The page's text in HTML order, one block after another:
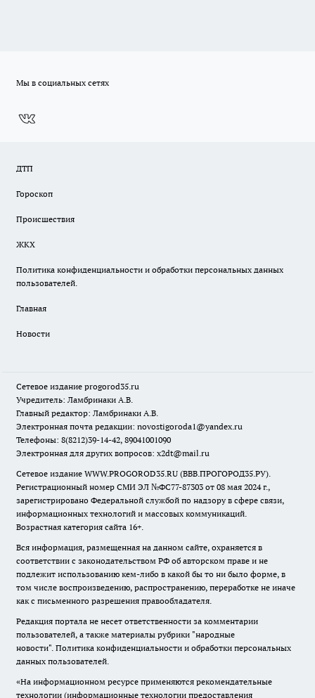
Мы в социальных сетях
ДТП
Гороскоп
Происшествия
ЖКХ
Политика конфиденциальности и обработки персональных данных
пользователей.
Главная
Новости
Сетевое издание progorod35.ru
Учредитель: Ламбринаки А.В.
Главный редактор: Ламбринаки А.В.
Электронная почта редакции: novostigoroda1@yandex.ru
Телефоны: 8(8212)39-14-42, 89041001090
Электронная для других вопросов: x2dt@mail.ru
Сетевое издание WWW.PROGOROD35.RU (ВВВ.ПРОГОРОД35.РУ).
Регистрационный номер СМИ ЭЛ №ФС77-87303 от 08 мая 2024 г.,
зарегистрировано Федеральной службой по надзору в сфере связи,
информационных технологий и массовых коммуникаций.
Возрастная категория сайта 16+.
Вся информация, размещенная на данном сайте, охраняется в
соответствии с законодательством РФ об авторском праве и не
подлежит использованию кем-либо в какой бы то ни было форме, в
том числе воспроизведению, распространению, переработке не иначе
как с письменного разрешения правообладателя.
Редакция портала не несет ответственности за комментарии
пользователей, а также материалы рубрики "народные
новости". Политика конфиденциальности и обработки персональных
данных пользователей.
«На информационном ресурсе применяются рекомендательные
технологии (информационные технологии предоставления